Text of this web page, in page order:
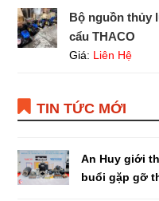
Bộ nguồn thủy
cẩu THACO
Giá: Liên Hệ
TIN TỨC MỚI
An Huy giới
buổi gặp gỡ